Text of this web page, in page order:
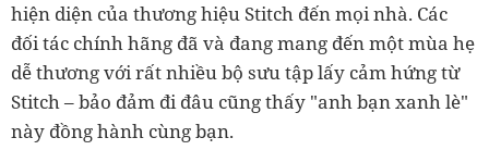
hiện diện của thương hiệu Stitch đến mọi nhà. Các
đối tác chính hãng đã và đang mang đến một mùa hẹ
dễ thương với rất nhiều bộ sưu tập lấy cảm hứng từ
Stitch – bảo đảm đi đâu cũng thấy "anh bạn xanh lè"
này đồng hành cùng bạn.